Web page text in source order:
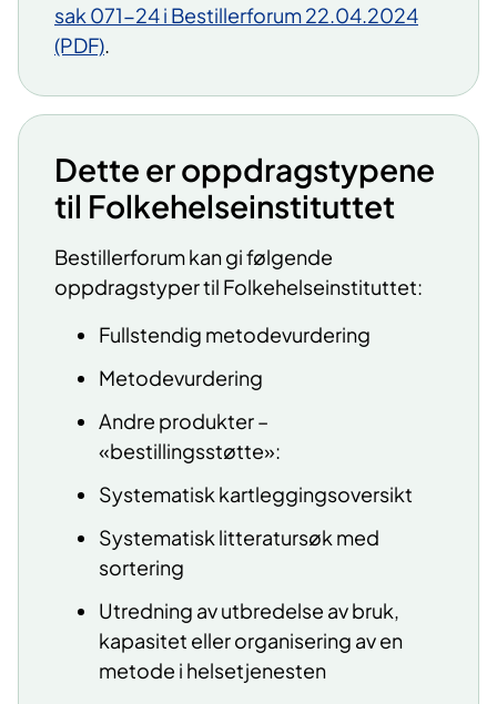
sak 071-24 i Bestillerforum 22.04.2024
(PDF).
Dette er oppdragstypene
til Folkehelseinstituttet
Bestillerforum kan gi følgende
oppdragstyper til Folkehelseinstituttet:
Fullstendig metodevurdering
Metodevurdering
Andre produkter –
«bestillingsstøtte»:
Systematisk kartleggingsoversikt
Systematisk litteratursøk med
sortering
Utredning av utbredelse av bruk,
kapasitet eller organisering av en
metode i helsetjenesten